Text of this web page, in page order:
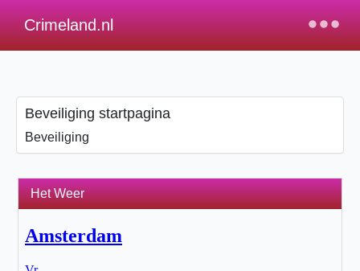
×
Crimeland.nl
Beveiliging startpagina
Beveiliging
Het Weer